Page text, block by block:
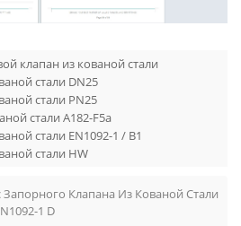
клапан из кованой стали
стали DN25
стали PN25
стали A182-F5a
стали EN1092-1 / B1
стали HW
Запорного Клапана Из Кованой Стали
1 D